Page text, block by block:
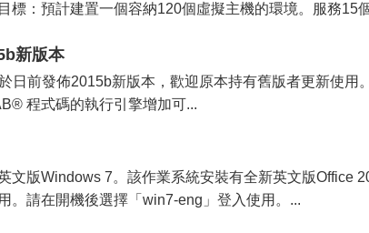
標：預計建置一個容納120個虛擬主機的環境。服務15
新版本
日前發佈2015b新版本，歡迎原本持有舊版者更新使用
程式碼的執行引擎增加可...
文版Windows 7。該作業系統安裝有全新英文版Office
。請在開機後選擇「win7-eng」登入使用。...